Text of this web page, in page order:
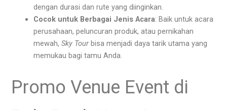
dengan durasi dan rute yang diinginkan.
Cocok untuk Berbagai Jenis Acara: Baik untuk acara
perusahaan, peluncuran produk, atau pernikahan
mewah,Sky Tour bisa menjadi daya tarik utama yang
memukau bagi tamu Anda.
Promo Venue Event di